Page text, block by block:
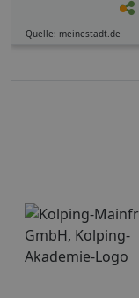
Quelle: meinestadt.de